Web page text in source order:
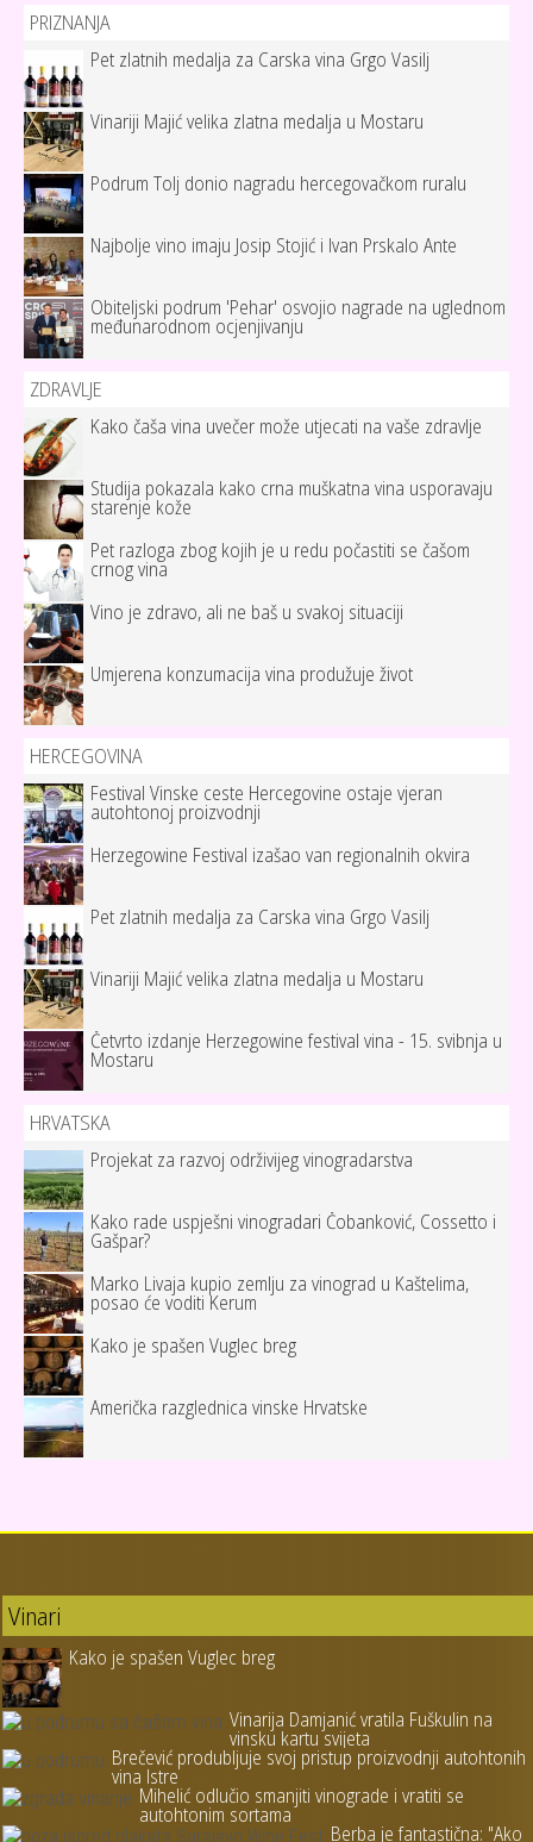
PRIZNANJA
Pet zlatnih medalja za Carska vina Grgo Vasilj
Vinariji Majić velika zlatna medalja u Mostaru
Podrum Tolj donio nagradu hercegovačkom ruralu
Najbolje vino imaju Josip Stojić i Ivan Prskalo Ante
Obiteljski podrum 'Pehar' osvojio nagrade na uglednom
međunarodnom ocjenjivanju
ZDRAVLJE
Kako čaša vina uvečer može utjecati na vaše zdravlje
Studija pokazala kako crna muškatna vina usporavaju
starenje kože
Pet razloga zbog kojih je u redu počastiti se čašom
crnog vina
Vino je zdravo, ali ne baš u svakoj situaciji
Umjerena konzumacija vina produžuje život
HERCEGOVINA
Festival Vinske ceste Hercegovine ostaje vjeran
autohtonoj proizvodnji
Herzegowine Festival izašao van regionalnih okvira
Pet zlatnih medalja za Carska vina Grgo Vasilj
Vinariji Majić velika zlatna medalja u Mostaru
Četvrto izdanje Herzegowine festival vina - 15. svibnja u
Mostaru
HRVATSKA
Projekat za razvoj održivijeg vinogradarstva
Kako rade uspješni vinogradari Čobanković, Cossetto i
Gašpar?
Marko Livaja kupio zemlju za vinograd u Kaštelima,
posao će voditi Kerum
Kako je spašen Vuglec breg
Američka razglednica vinske Hrvatske
Vinari
Kako je spašen Vuglec breg
Vinarija Damjanić vratila Fuškulin na
vinsku kartu svijeta
Brečević produbljuje svoj pristup proizvodnji autohtonih
vina Istre
Mihelić odlučio smanjiti vinograde i vratiti se
autohtonim sortama
Berba je fantastična: "Ako